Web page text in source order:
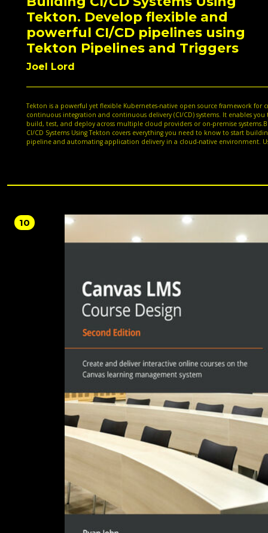
Tekton. Develop flexible and
powerful CI/CD pipelines using
Tekton Pipelines and Triggers
Joel Lord
Tekton is a powerful yet flexible Kubernetes-native open source framework for
continuous integration and continuous delivery (CI/CD) systems. It enables you
build, test, and deploy across multiple cloud providers or on-premise
CI/CD Systems Using Tekton covers everything you need to know to start
pipeline and automating application delivery in a cloud-native environment.
the end of this book, you will have learned how to compose Tekton Pipelines
10